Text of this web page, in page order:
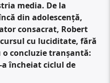
media. De la
din adolescență,
consacrat, Robert
cu luciditate, fără
o concluzie tranșantă:
încheiat ciclul de